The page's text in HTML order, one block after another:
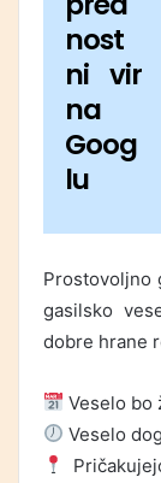
nost
ni vir
na
Goog
lu
Prostovoljno
gasilsko
dobre hrane
Veselo bo
Veselo